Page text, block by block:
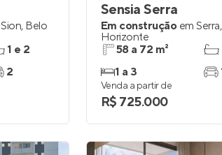
Sion, Belo
1 e 2
2
Sensia Serra
Em construção em Serra,
Horizonte
58 a 72 m²
1 a 3
Venda a partir de
R$ 725.000